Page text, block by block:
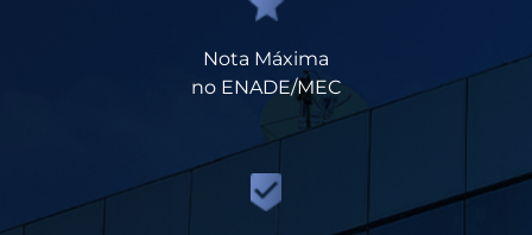
Nota Máxima
no ENADE/MEC